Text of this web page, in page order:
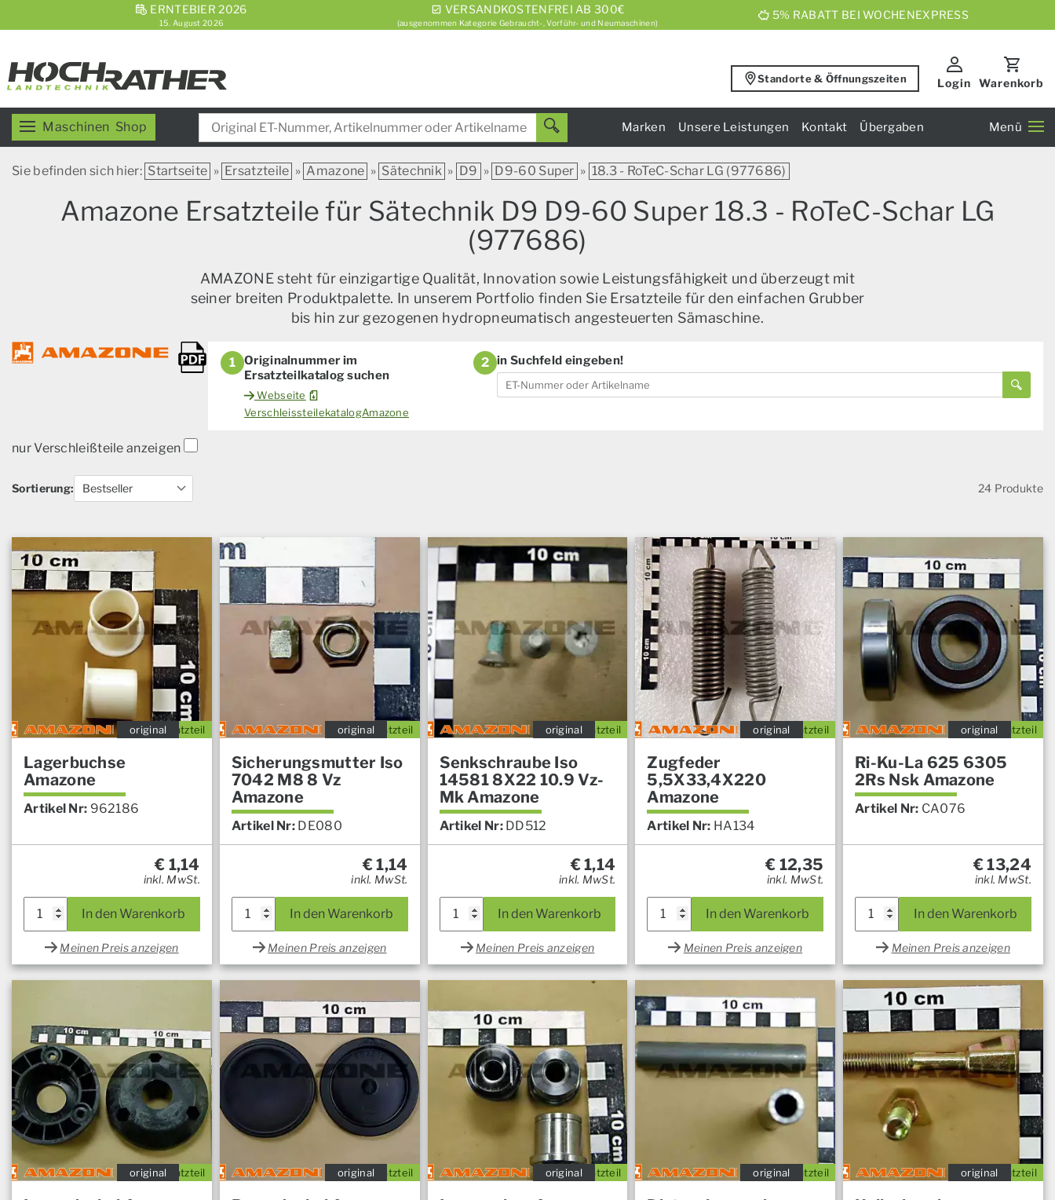
ERNTEBIER 2026
15. August 2026
VERSANDKOSTENFREI AB 300€
(ausgenommen Kategorie Gebraucht-, Vorführ- und Neumaschinen)
5% RABATT BEI WOCHENEXPRESS
Standorte & Öffnungszeiten Login Warenkorb
Maschinen Shop Marken Unsere Leistungen Kontakt Übergaben Menü
Sie befinden sich hier: Startseite » Ersatzteile » Amazone » Sätechnik » D9 » D9-60 Super » 18.3 - RoTeC-Schar LG (977686)
Amazone Ersatzteile für Sätechnik D9 D9-60 Super 18.3 - RoTeC-Schar LG
(977686)
AMAZONE steht für einzigartige Qualität, Innovation sowie Leistungsfähigkeit und überzeugt mit
seiner breiten Produktpalette. In unserem Portfolio finden Sie Ersatzteile für den einfachen Grubber
bis hin zur gezogenen hydropneumatisch angesteuerten Sämaschine.
1
Originalnummer im
Ersatzteilkatalog suchen
Webseite
VerschleissteilekatalogAmazone
2 in Suchfeld eingeben!
nur Verschleißteile anzeigen
Sortierung: 24 Produkte
Ersatzteil
original
Lagerbuchse
Amazone
Artikel Nr: 962186
€ 1,14
inkl. MwSt.
In den Warenkorb
Meinen Preis anzeigen
Ersatzteil
original
Sicherungsmutter Iso
7042 M8 8 Vz
Amazone
Artikel Nr: DE080
€1,14
inkl. MwSt.
In den Warenkorb
Meinen Preis anzeigen
Ersatzteil
original
Senkschraube Iso
14581 8X22 10.9 Vz-
Mk Amazone
Artikel Nr: DD512
€1,14
inkl. MwSt.
In den Warenkorb
Meinen Preis anzeigen
Ersatzteil
original
Zugfeder
5,5X33,4X220
Amazone
Artikel Nr: HA134
€ 12,35
inkl. MwSt.
In den Warenkorb
Meinen Preis anzeigen
Ersatzteil
original
Ri-Ku-La 625 6305
2Rs Nsk Amazone
Artikel Nr: CA076
€13,24
inkl. MwSt.
In den Warenkorb
Meinen Preis anzeigen
Ersatzteil
original Ersatzteil
original Ersatzteil
original Ersatzteil
original Ersatzteil
original